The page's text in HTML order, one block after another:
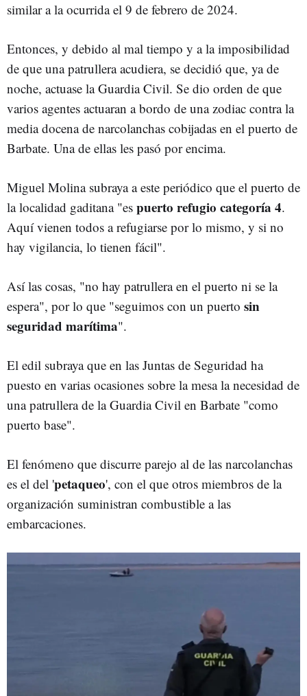
similar a la ocurrida el 9 de febrero de 2024.
Entonces, y debido al mal tiempo y a la imposibilidad
de que una patrullera acudiera, se decidió que, ya de
noche, actuase la Guardia Civil. Se dio orden de que
varios agentes actuaran a bordo de una zodiac contra la
media docena de narcolanchas cobijadas en el puerto de
Barbate. Una de ellas les pasó por encima.
Miguel Molina subraya a este periódico que el puerto de
la localidad gaditana "es puerto refugio categoría 4.
Aquí vienen todos a refugiarse por lo mismo, y si no
hay vigilancia, lo tienen fácil".
Así las cosas, "no hay patrullera en el puerto ni se la
espera", por lo que "seguimos con un puerto sin
seguridad marítima".
El edil subraya que en las Juntas de Seguridad ha
puesto en varias ocasiones sobre la mesa la necesidad de
una patrullera de la Guardia Civil en Barbate "como
puerto base".
El fenómeno que discurre parejo al de las narcolanchas
es el del 'petaqueo', con el que otros miembros de la
organización suministran combustible a las
embarcaciones.